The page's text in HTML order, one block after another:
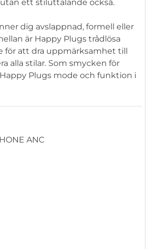
ett stiluttalande också.
dig avslappnad, formell eller
är Happy Plugs trådlösa
för att dra uppmärksamhet till
alla stilar. Som smycken för
Plugs mode och funktion i
ANC